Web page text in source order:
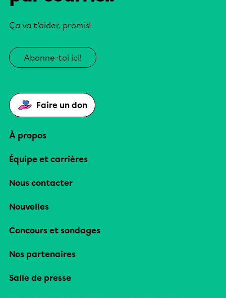
Ça va t’aider, promis!
Abonne-toi ici!
Faire un don
À propos
Équipe et carrières
Nous contacter
Nouvelles
Concours et sondages
Nos partenaires
Salle de presse